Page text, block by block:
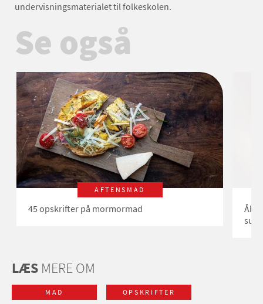
undervisningsmaterialet til folkeskolen.
Se også
AFTENSMAD
45 opskrifter på mormormad
Åh,
LÆS MERE OM
MAD OPSKRIFTER